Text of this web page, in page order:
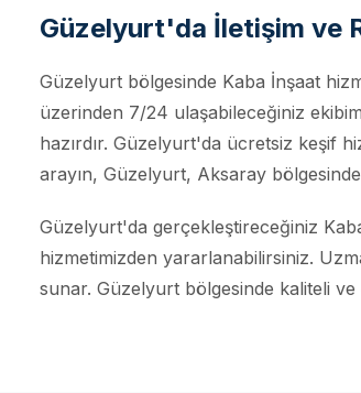
Güzelyurt'da İletişim ve
Güzelyurt bölgesinde Kaba İnşaat
üzerinden 7/24 ulaşabileceğiniz
hazırdır. Güzelyurt'da ücretsiz keşif
arayın, Güzelyurt, Aksaray
Güzelyurt'da gerçekleştireceğiniz
hizmetimizden yararlanabilirsiniz.
sunar. Güzelyurt bölgesinde kaliteli